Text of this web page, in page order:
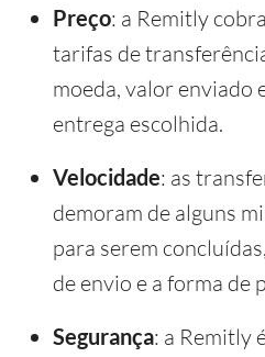
Preço: a Remitly
tarifas de
moeda, valor enviado
entrega escolhida.
Velocidade: as
demoram de alguns
para serem
de envio e a forma de
Segurança: a Remitly